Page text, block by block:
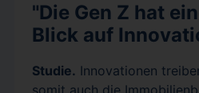
"Die Gen Z hat
Blick auf
Studie. Innovationen
somit auch die